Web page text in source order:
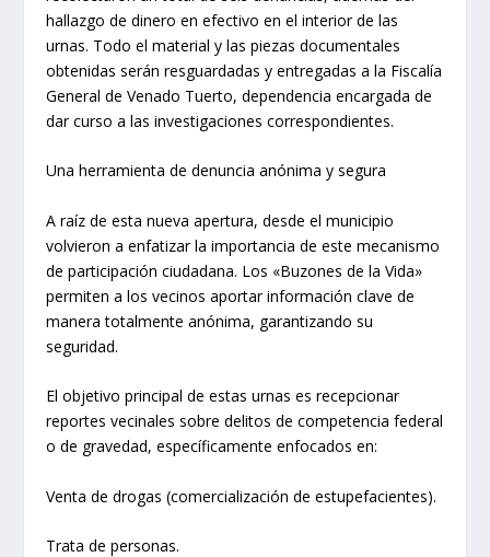
hallazgo de dinero en efectivo en el interior de las
urnas. Todo el material y las piezas documentales
obtenidas serán resguardadas y entregadas a la Fiscalía
General de Venado Tuerto, dependencia encargada de
dar curso a las investigaciones correspondientes.
Una herramienta de denuncia anónima y segura
A raíz de esta nueva apertura, desde el municipio
volvieron a enfatizar la importancia de este mecanismo
de participación ciudadana. Los «Buzones de la Vida»
permiten a los vecinos aportar información clave de
manera totalmente anónima, garantizando su
seguridad.
El objetivo principal de estas urnas es recepcionar
reportes vecinales sobre delitos de competencia federal
o de gravedad, específicamente enfocados en:
Venta de drogas (comercialización de estupefacientes).
Trata de personas.